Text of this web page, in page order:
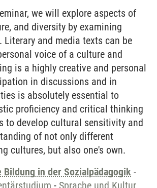
we will explore aspects of
and diversity by examining
Literary and media texts can be
voice of a culture and
is a highly creative and personal
in discussions and in
is absolutely essential to
proficiency and critical thinking
to develop cultural sensitivity and
of not only different
cultures, but also one's own.
Bildung in der Sozialpädagogik -
- Sprache und Kultur